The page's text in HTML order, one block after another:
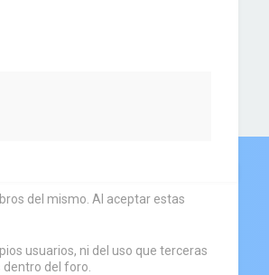
del mismo. Al aceptar estas
usuarios, ni del uso que terceras
del foro.